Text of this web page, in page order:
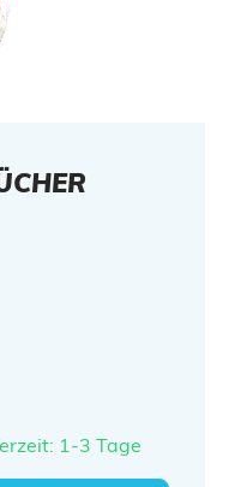
1-3 Tage